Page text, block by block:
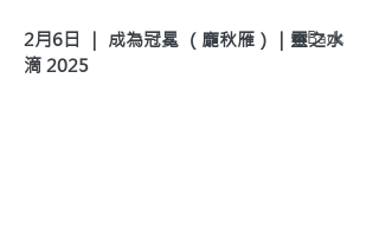
2月6日 ｜ 成為冠冕 （龐秋雁）｜靈之水
滴 2025
< Back